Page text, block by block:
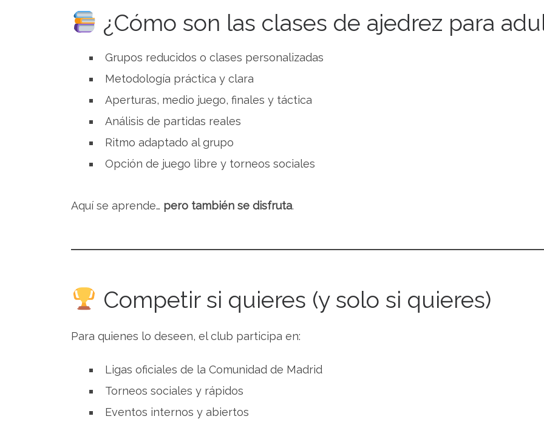
¿Cómo son las clases de ajedrez para
Grupos reducidos o clases personalizadas
Metodología práctica y clara
Aperturas, medio juego, finales y táctica
Análisis de partidas reales
Ritmo adaptado al grupo
Opción de juego libre y torneos sociales
Aquí se aprende… pero también se disfruta.
Competir si quieres (y solo si quieres)
Para quienes lo deseen, el club participa en:
Ligas oficiales de la Comunidad de Madrid
Torneos sociales y rápidos
Eventos internos y abiertos